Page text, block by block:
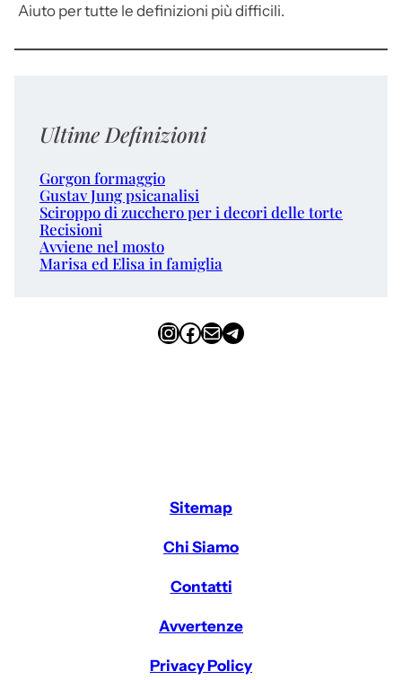
Aiuto per tutte le definizioni più difficili.
Ultime Definizioni
Gorgon formaggio
Gustav Jung psicanalisi
Sciroppo di zucchero per i decori delle torte
Recisioni
Avviene nel mosto
Marisa ed Elisa in famiglia
InstagramFacebook Email Telegram
Sitemap
Chi Siamo
Contatti
Avvertenze
Privacy Policy